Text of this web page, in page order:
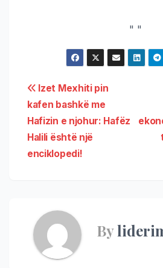
" "
Izet Mexhiti pin
kafen bashkë me
Hafizin e njohur: Hafëz
Halili është një
enciklopedi!
By